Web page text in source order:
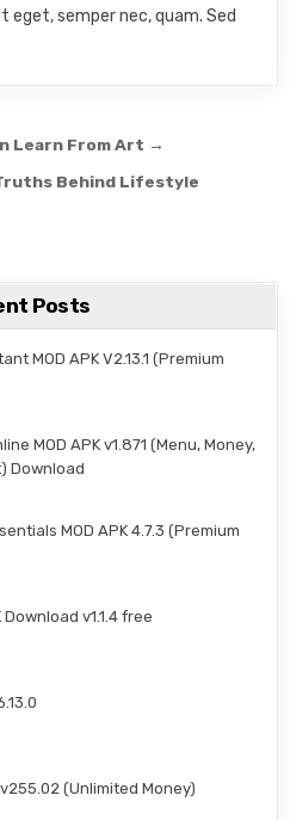
semper nec, quam. Sed
Learn From Art →
Behind Lifestyle
Posts
MOD APK V2.13.1 (Premium
MOD APK v1.871 (Menu, Money,
Download
MOD APK 4.7.3 (Premium
v1.1.4 free
(Unlimited Money)